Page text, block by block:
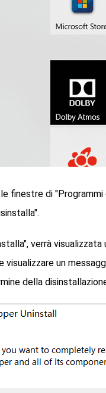
finestre di
verrà
visualizzare un
della